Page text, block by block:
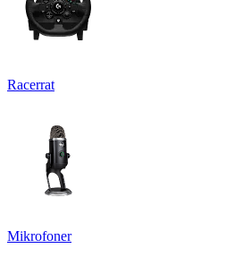
Racerrat
Mikrofoner